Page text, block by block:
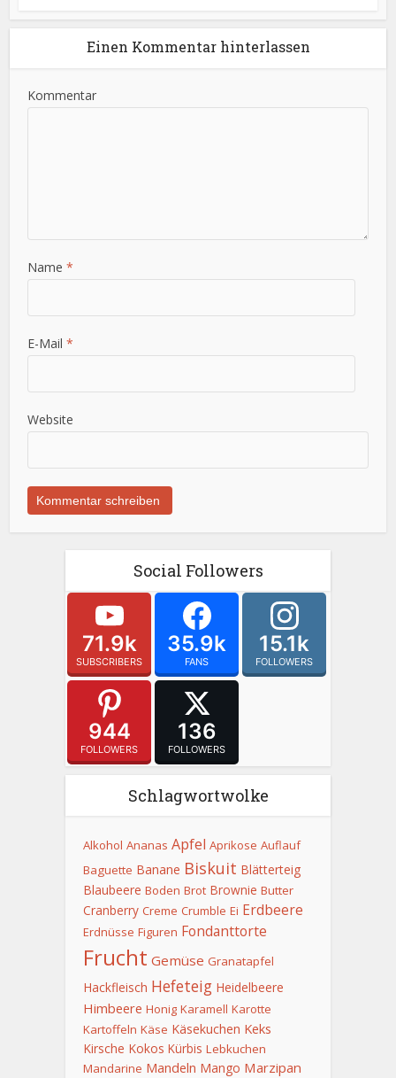
Einen Kommentar hinterlassen
Kommentar
Name*
E-Mail*
Website
Social Followers
71.9k
SUBSCRIBERS
35.9k
FANS
15.1k
FOLLOWERS
944
FOLLOWERS
136
FOLLOWERS
Schlagwortwolke
Alkohol Ananas Apfel Aprikose Auflauf
Baguette Banane Biskuit Blätterteig
Blaubeere Boden Brot Brownie Butter
Cranberry Creme Crumble Ei Erdbeere
Erdnüsse Figuren Fondanttorte
Frucht Gemüse Granatapfel
Hackfleisch Hefeteig Heidelbeere
Himbeere Honig Karamell Karotte
Kartoffeln Käse Käsekuchen Keks
Kirsche Kokos Kürbis Lebkuchen
Mandarine Mandeln Mango Marzipan